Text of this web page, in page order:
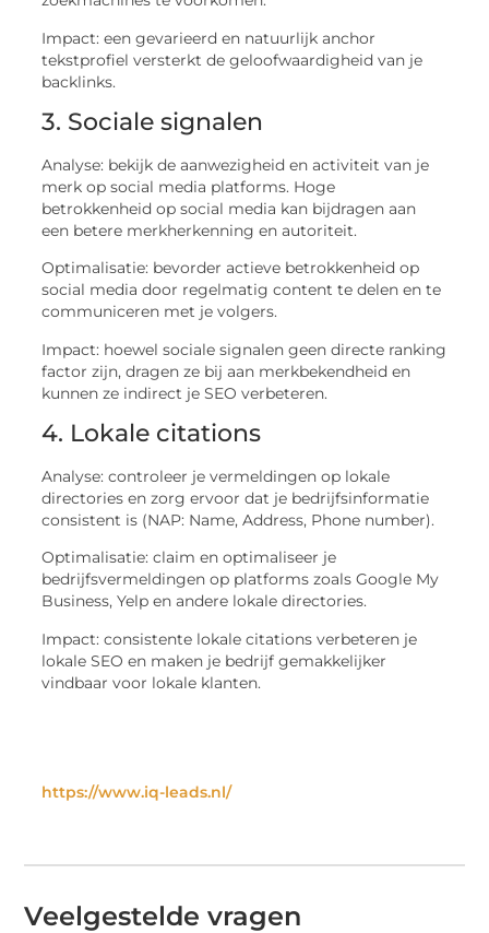
Impact: een gevarieerd en natuurlijk anchor
tekstprofiel versterkt de geloofwaardigheid van je
backlinks.
3. Sociale signalen
Analyse: bekijk de aanwezigheid en activiteit van je
merk op social media platforms. Hoge
betrokkenheid op social media kan bijdragen aan
een betere merkherkenning en autoriteit.
Optimalisatie: bevorder actieve betrokkenheid op
social media door regelmatig content te delen en te
communiceren met je volgers.
Impact: hoewel sociale signalen geen directe ranking
factor zijn, dragen ze bij aan merkbekendheid en
kunnen ze indirect je SEO verbeteren.
4. Lokale citations
Analyse: controleer je vermeldingen op lokale
directories en zorg ervoor dat je bedrijfsinformatie
consistent is (NAP: Name, Address, Phone number).
Optimalisatie: claim en optimaliseer je
bedrijfsvermeldingen op platforms zoals Google My
Business, Yelp en andere lokale directories.
Impact: consistente lokale citations verbeteren je
lokale SEO en maken je bedrijf gemakkelijker
vindbaar voor lokale klanten.
https://www.iq-leads.nl/
Veelgestelde vragen